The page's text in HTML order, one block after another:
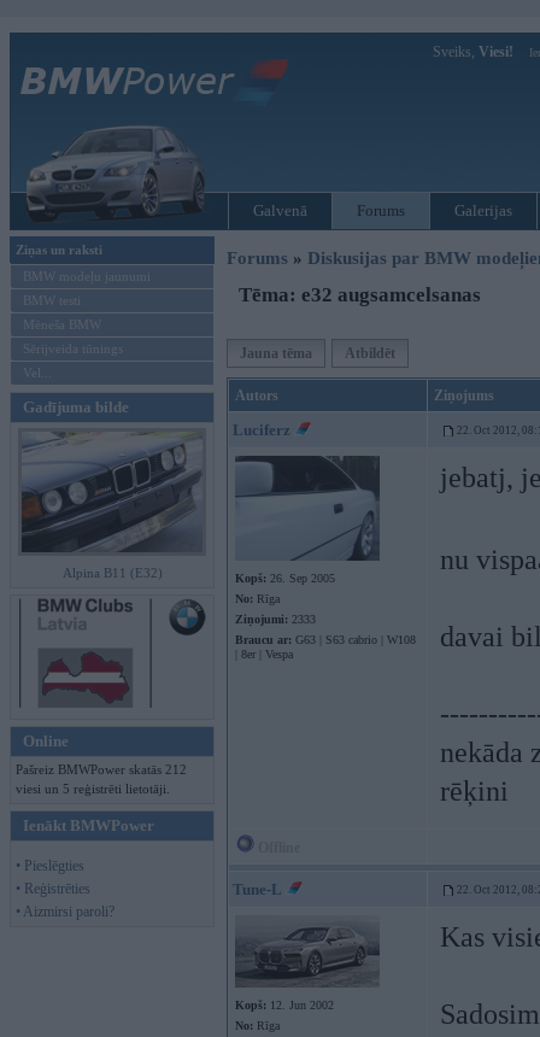
Sveiks, Viesi!
Galvenā Forums Galerijas
Ziņas un raksti
BMW modeļu jaunumi
BMW testi
Mēneša BMW
Sērijveida tūnings
Vel...
Gadījuma bilde
Alpina B11 (E32)
Online
Pašreiz BMWPower skatās 212
viesi un 5 reģistrēti lietotāji.
Ienākt BMWPower
• Pieslēgties
• Reģistrēties
• Aizmirsi paroli?
Forums » Diskusijas par BMW
Tēma: e32 augsamcelsanas
Jauna tēma Atbildēt
Autors Ziņojums
Luciferz 22. Oct 2012,
Kopš: 26. Sep 2005
No: Rīga
Ziņojumi: 2333
Braucu ar: G63 | S63 cabrio | W108
| 8er | Vespa
jebatj,
nu
davai
nekāda
rēķini
Tune-L 22. Oct 2012,
Kopš: 12. Jun 2002
No: Rīga
Kas